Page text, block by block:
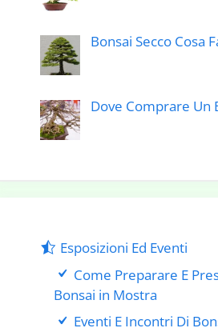
Bonsai Secco Cosa
Dove Comprare Un
Esposizioni Ed Eventi
Come Preparare E
Bonsai in Mostra
Eventi E Incontri Di